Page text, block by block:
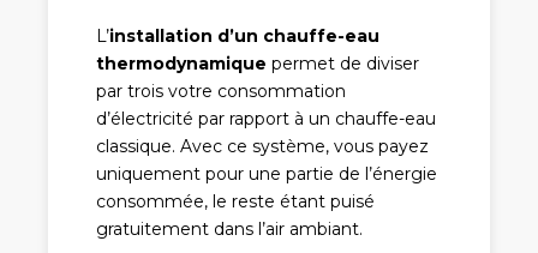
L’installation d’un chauffe-eau
thermodynamique permet de diviser
par trois votre consommation
d’électricité par rapport à un chauffe-eau
classique. Avec ce système, vous payez
uniquement pour une partie de l’énergie
consommée, le reste étant puisé
gratuitement dans l’air ambiant.